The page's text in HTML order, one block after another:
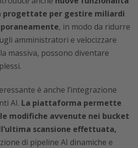
progettate per gestire miliardi
, in modo da ridurre
amministratori e velocizzare
massiva, possono diventare
è anche l’integrazione
AI. La piattaforma permette
modifiche avvenute nei bucket
scansione effettuata,
di pipeline AI dinamiche e